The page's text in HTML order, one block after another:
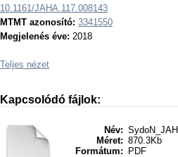
10.1161/JAHA.117.008143
MTMT azonosító: 3341550
Megjelenés éve: 2018
Teljes nézet
Kapcsolódó fájlok:
Név:
Méret: 870.3Kb
Formátum:
PDF